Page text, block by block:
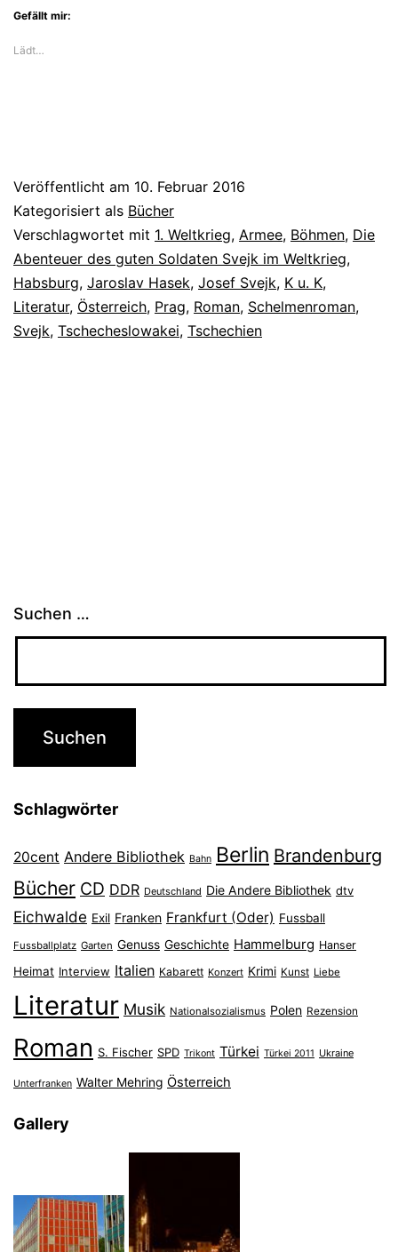
näher
Gefällt mir:
Lädt…
Veröffentlicht am 10. Februar 2016
Kategorisiert als Bücher
Verschlagwortet mit 1. Weltkrieg, Armee, Böhmen, Die
Abenteuer des guten Soldaten Svejk im Weltkrieg,
Habsburg, Jaroslav Hasek, Josef Svejk, K u. K,
Literatur, Österreich, Prag, Roman, Schelmenroman,
Svejk, Tschecheslowakei, Tschechien
Suchen …
Schlagwörter
20cent Andere Bibliothek Bahn Berlin Brandenburg
Bücher CD DDR Deutschland Die Andere Bibliothek dtv
Eichwalde Exil Franken Frankfurt (Oder) Fussball
Fussballplatz Garten Genuss Geschichte Hammelburg Hanser
Heimat Interview Italien Kabarett Konzert Krimi Kunst Liebe
Literatur Musik Nationalsozialismus Polen Rezension
Roman S. Fischer SPD Trikont Türkei Türkei 2011 Ukraine
Unterfranken Walter Mehring Österreich
Gallery